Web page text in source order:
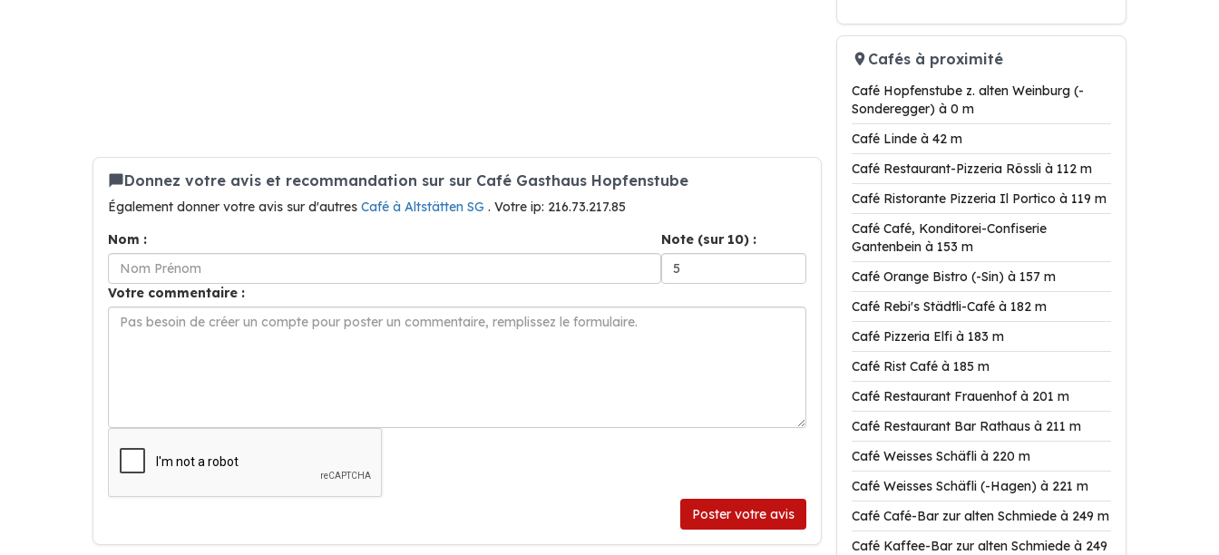
Donnez votre avis et recommandation sur sur Café Gasthaus Hopfenstube
Également donner votre avis sur d'autres Café à Altstätten SG . Votre ip: 216.73.217.85
Nom :
Note (sur 10) :
Votre commentaire :
Poster votre avis
Cafés à proximité
Café Hopfenstube z. alten Weinburg (-
Sonderegger) à 0 m
Café Linde à 42 m
Café Restaurant-Pizzeria Rössli à 112 m
Café Ristorante Pizzeria Il Portico à 119 m
Café Café, Konditorei-Confiserie
Gantenbein à 153 m
Café Orange Bistro (-Sin) à 157 m
Café Rebi's Städtli-Café à 182 m
Café Pizzeria Elfi à 183 m
Café Rist Café à 185 m
Café Restaurant Frauenhof à 201 m
Café Restaurant Bar Rathaus à 211 m
Café Weisses Schäfli à 220 m
Café Weisses Schäfli (-Hagen) à 221 m
Café Café-Bar zur alten Schmiede à 249 m
Café Kaffee-Bar zur alten Schmiede à 249